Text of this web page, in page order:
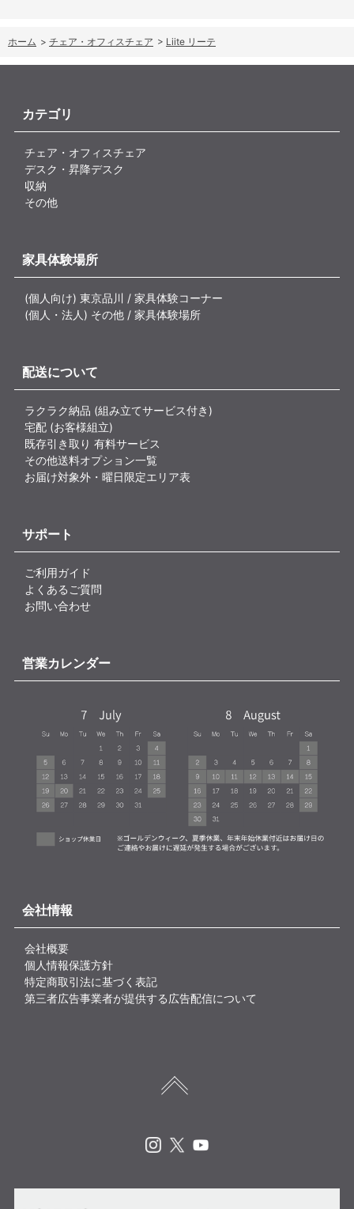
ホーム > チェア・オフィスチェア > Liite リーテ
カテゴリ
チェア・オフィスチェア
デスク・昇降デスク
収納
その他
家具体験場所
(個人向け) 東京品川 / 家具体験コーナー
(個人・法人) その他 / 家具体験場所
配送について
ラクラク納品 (組み立てサービス付き)
宅配 (お客様組立)
既存引き取り 有料サービス
その他送料オプション一覧
お届け対象外・曜日限定エリア表
サポート
ご利用ガイド
よくあるご質問
お問い合わせ
営業カレンダー
会社情報
会社概要
個人情報保護方針
特定商取引法に基づく表記
第三者広告事業者が提供する広告配信について